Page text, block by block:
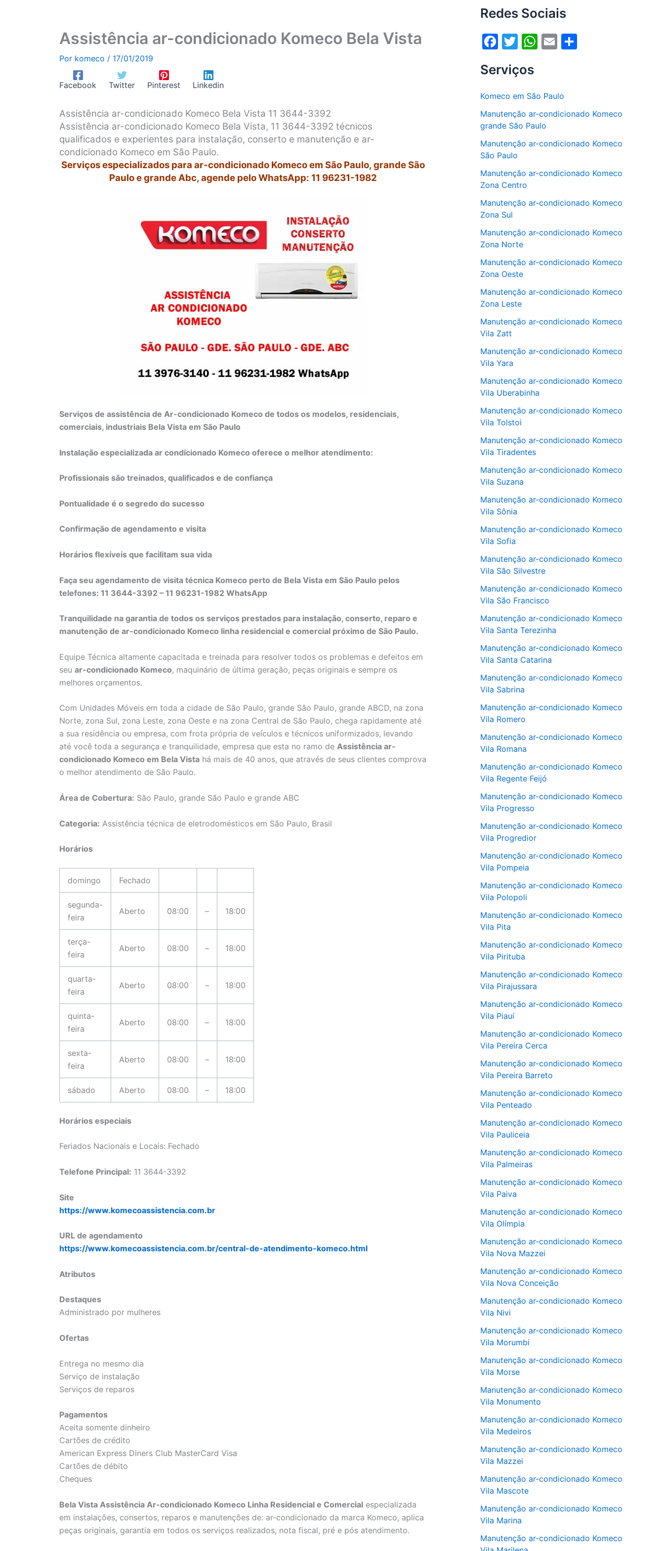
Assistência ar-condicionado Komeco Bela Vista
Por komeco / 17/01/2019
Facebook Twitter Pinterest Linkedin
Assistência ar-condicionado Komeco Bela Vista 11 3644-3392
Assistência ar-condicionado Komeco Bela Vista, 11 3644-3392 técnicos
qualificados e experientes para instalação, conserto e manutenção e ar-
condicionado Komeco em São Paulo.
Serviços especializados para ar-condicionado Komeco em São Paulo, grande São
Paulo e grande Abc, agende pelo WhatsApp: 11 96231-1982
Serviços de assistência de Ar-condicionado Komeco de todos os modelos, residenciais,
comerciais, industriais Bela Vista em São Paulo
Instalação especializada ar condicionado Komeco oferece o melhor atendimento:
Profissionais são treinados, qualificados e de confiança
Pontualidade é o segredo do sucesso
Confirmação de agendamento e visita
Horários flexíveis que facilitam sua vida
Faça seu agendamento de visita técnica Komeco perto de Bela Vista em São Paulo pelos
telefones: 11 3644-3392 – 11 96231-1982 WhatsApp
Tranquilidade na garantia de todos os serviços prestados para instalação, conserto, reparo e
manutenção de ar-condicionado Komeco linha residencial e comercial próximo de São Paulo.
Equipe Técnica altamente capacitada e treinada para resolver todos os problemas e defeitos em
seu ar-condicionado Komeco, maquinário de última geração, peças originais e sempre os
melhores orçamentos.
Com Unidades Móveis em toda a cidade de São Paulo, grande São Paulo, grande ABCD, na zona
Norte, zona Sul, zona Leste, zona Oeste e na zona Central de São Paulo, chega rapidamente até
a sua residência ou empresa, com frota própria de veículos e técnicos uniformizados, levando
até você toda a segurança e tranquilidade, empresa que esta no ramo de Assistência ar-
condicionado Komeco em Bela Vista há mais de 40 anos, que através de seus clientes comprova
o melhor atendimento de São Paulo.
Área de Cobertura: São Paulo, grande São Paulo e grande ABC
Categoria: Assistência técnica de eletrodomésticos em São Paulo, Brasil
Horários
domingo Fechado
segunda-
feira
Aberto 08:00 – 18:00
terça-
feira
Aberto 08:00 – 18:00
quarta-
feira
Aberto 08:00 – 18:00
quinta-
feira
Aberto 08:00 – 18:00
sexta-
feira
Aberto 08:00 – 18:00
sábado Aberto 08:00 – 18:00
Horários especiais
Feriados Nacionais e Locais: Fechado
Telefone Principal: 11 3644-3392
Site
https://www.komecoassistencia.com.br
URL de agendamento
https://www.komecoassistencia.com.br/central-de-atendimento-komeco.html
Atributos
Destaques
Administrado por mulheres
Ofertas
Entrega no mesmo dia
Serviço de instalação
Serviços de reparos
Pagamentos
Aceita somente dinheiro
Cartões de crédito
American Express Diners Club MasterCard Visa
Cartões de débito
Cheques
Bela Vista Assistência Ar-condicionado Komeco Linha Residencial e Comercial especializada
em instalações, consertos, reparos e manutenções de: ar-condicionado da marca Komeco, aplica
peças originais, garantia em todos os serviços realizados, nota fiscal, pré e pós atendimento.
Redes Sociais
F
c
b
o
o
k
T
itt
er
W
s
A
p
E
l
Serviços
Komeco em São Paulo
Manutenção ar-condicionado Komeco
grande São Paulo
Manutenção ar-condicionado Komeco
São Paulo
Manutenção ar-condicionado Komeco
Zona Centro
Manutenção ar-condicionado Komeco
Zona Sul
Manutenção ar-condicionado Komeco
Zona Norte
Manutenção ar-condicionado Komeco
Zona Oeste
Manutenção ar-condicionado Komeco
Zona Leste
Manutenção ar-condicionado Komeco
Vila Zatt
Manutenção ar-condicionado Komeco
Vila Yara
Manutenção ar-condicionado Komeco
Vila Uberabinha
Manutenção ar-condicionado Komeco
Vila Tolstoi
Manutenção ar-condicionado Komeco
Vila Tiradentes
Manutenção ar-condicionado Komeco
Vila Suzana
Manutenção ar-condicionado Komeco
Vila Sônia
Manutenção ar-condicionado Komeco
Vila Sofia
Manutenção ar-condicionado Komeco
Vila São Silvestre
Manutenção ar-condicionado Komeco
Vila São Francisco
Manutenção ar-condicionado Komeco
Vila Santa Terezinha
Manutenção ar-condicionado Komeco
Vila Santa Catarina
Manutenção ar-condicionado Komeco
Vila Sabrina
Manutenção ar-condicionado Komeco
Vila Romero
Manutenção ar-condicionado Komeco
Vila Romana
Manutenção ar-condicionado Komeco
Vila Regente Feijó
Manutenção ar-condicionado Komeco
Vila Progresso
Manutenção ar-condicionado Komeco
Vila Progredior
Manutenção ar-condicionado Komeco
Vila Pompeia
Manutenção ar-condicionado Komeco
Vila Polopoli
Manutenção ar-condicionado Komeco
Vila Pita
Manutenção ar-condicionado Komeco
Vila Pirituba
Manutenção ar-condicionado Komeco
Vila Pirajussara
Manutenção ar-condicionado Komeco
Vila Piauí
Manutenção ar-condicionado Komeco
Vila Pereira Cerca
Manutenção ar-condicionado Komeco
Vila Pereira Barreto
Manutenção ar-condicionado Komeco
Vila Penteado
Manutenção ar-condicionado Komeco
Vila Pauliceia
Manutenção ar-condicionado Komeco
Vila Palmeiras
Manutenção ar-condicionado Komeco
Vila Paiva
Manutenção ar-condicionado Komeco
Vila Olímpia
Manutenção ar-condicionado Komeco
Vila Nova Mazzei
Manutenção ar-condicionado Komeco
Vila Nova Conceição
Manutenção ar-condicionado Komeco
Vila Nivi
Manutenção ar-condicionado Komeco
Vila Morumbi
Manutenção ar-condicionado Komeco
Vila Morse
Manutenção ar-condicionado Komeco
Vila Monumento
Manutenção ar-condicionado Komeco
Vila Medeiros
Manutenção ar-condicionado Komeco
Vila Mazzei
Manutenção ar-condicionado Komeco
Vila Mascote
Manutenção ar-condicionado Komeco
Vila Marina
Manutenção ar-condicionado Komeco